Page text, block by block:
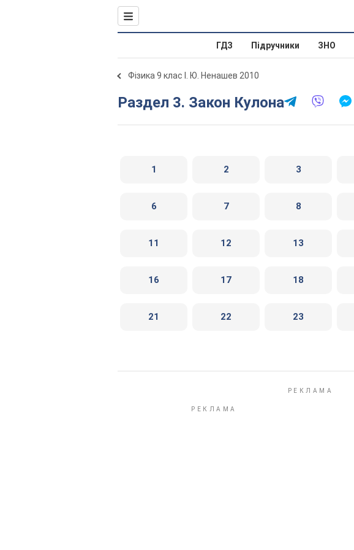
ГДЗ Підручники ЗНО
Фізика 9 клас І. Ю. Ненашев 2010
Раздел 3. Закон Кулона
1 2 3
6 7 8
11 12 13
16 17 18
21 22 23